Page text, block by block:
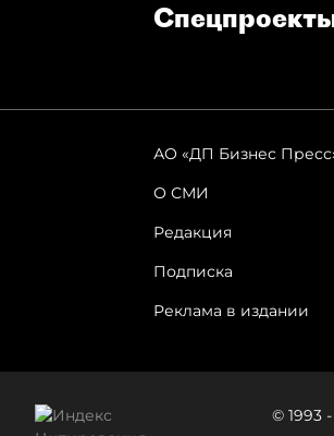
АО «ДП Бизнес
О СМИ
Редакция
Подписка
Реклама в издании
© 1993